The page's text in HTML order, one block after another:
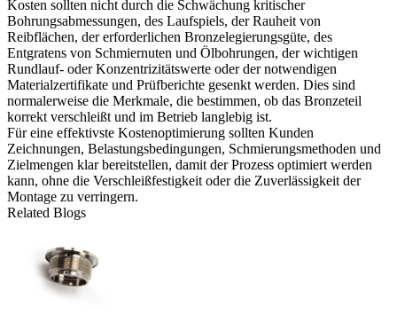
Kosten sollten nicht durch die Schwächung kritischer
Bohrungsabmessungen, des Laufspiels, der Rauheit von
Reibflächen, der erforderlichen Bronzelegierungsgüte, des
Entgratens von Schmiernuten und Ölbohrungen, der wichtigen
Rundlauf- oder Konzentrizitätswerte oder der notwendigen
Materialzertifikate und Prüfberichte gesenkt werden. Dies sind
normalerweise die Merkmale, die bestimmen, ob das Bronzeteil
korrekt verschleißt und im Betrieb langlebig ist.
Für eine effektivste Kostenoptimierung sollten Kunden
Zeichnungen, Belastungsbedingungen, Schmierungsmethoden und
Zielmengen klar bereitstellen, damit der Prozess optimiert werden
kann, ohne die Verschleißfestigkeit oder die Zuverlässigkeit der
Montage zu verringern.
Related Blogs